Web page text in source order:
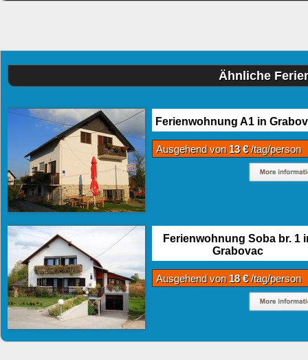
Ähnliche
Ferienwohnung A1 in
Ausgehend von 13 €/tag/person
Ferienwohnung Soba br. 1
Grabovac
Ausgehend von 18 €/tag/person